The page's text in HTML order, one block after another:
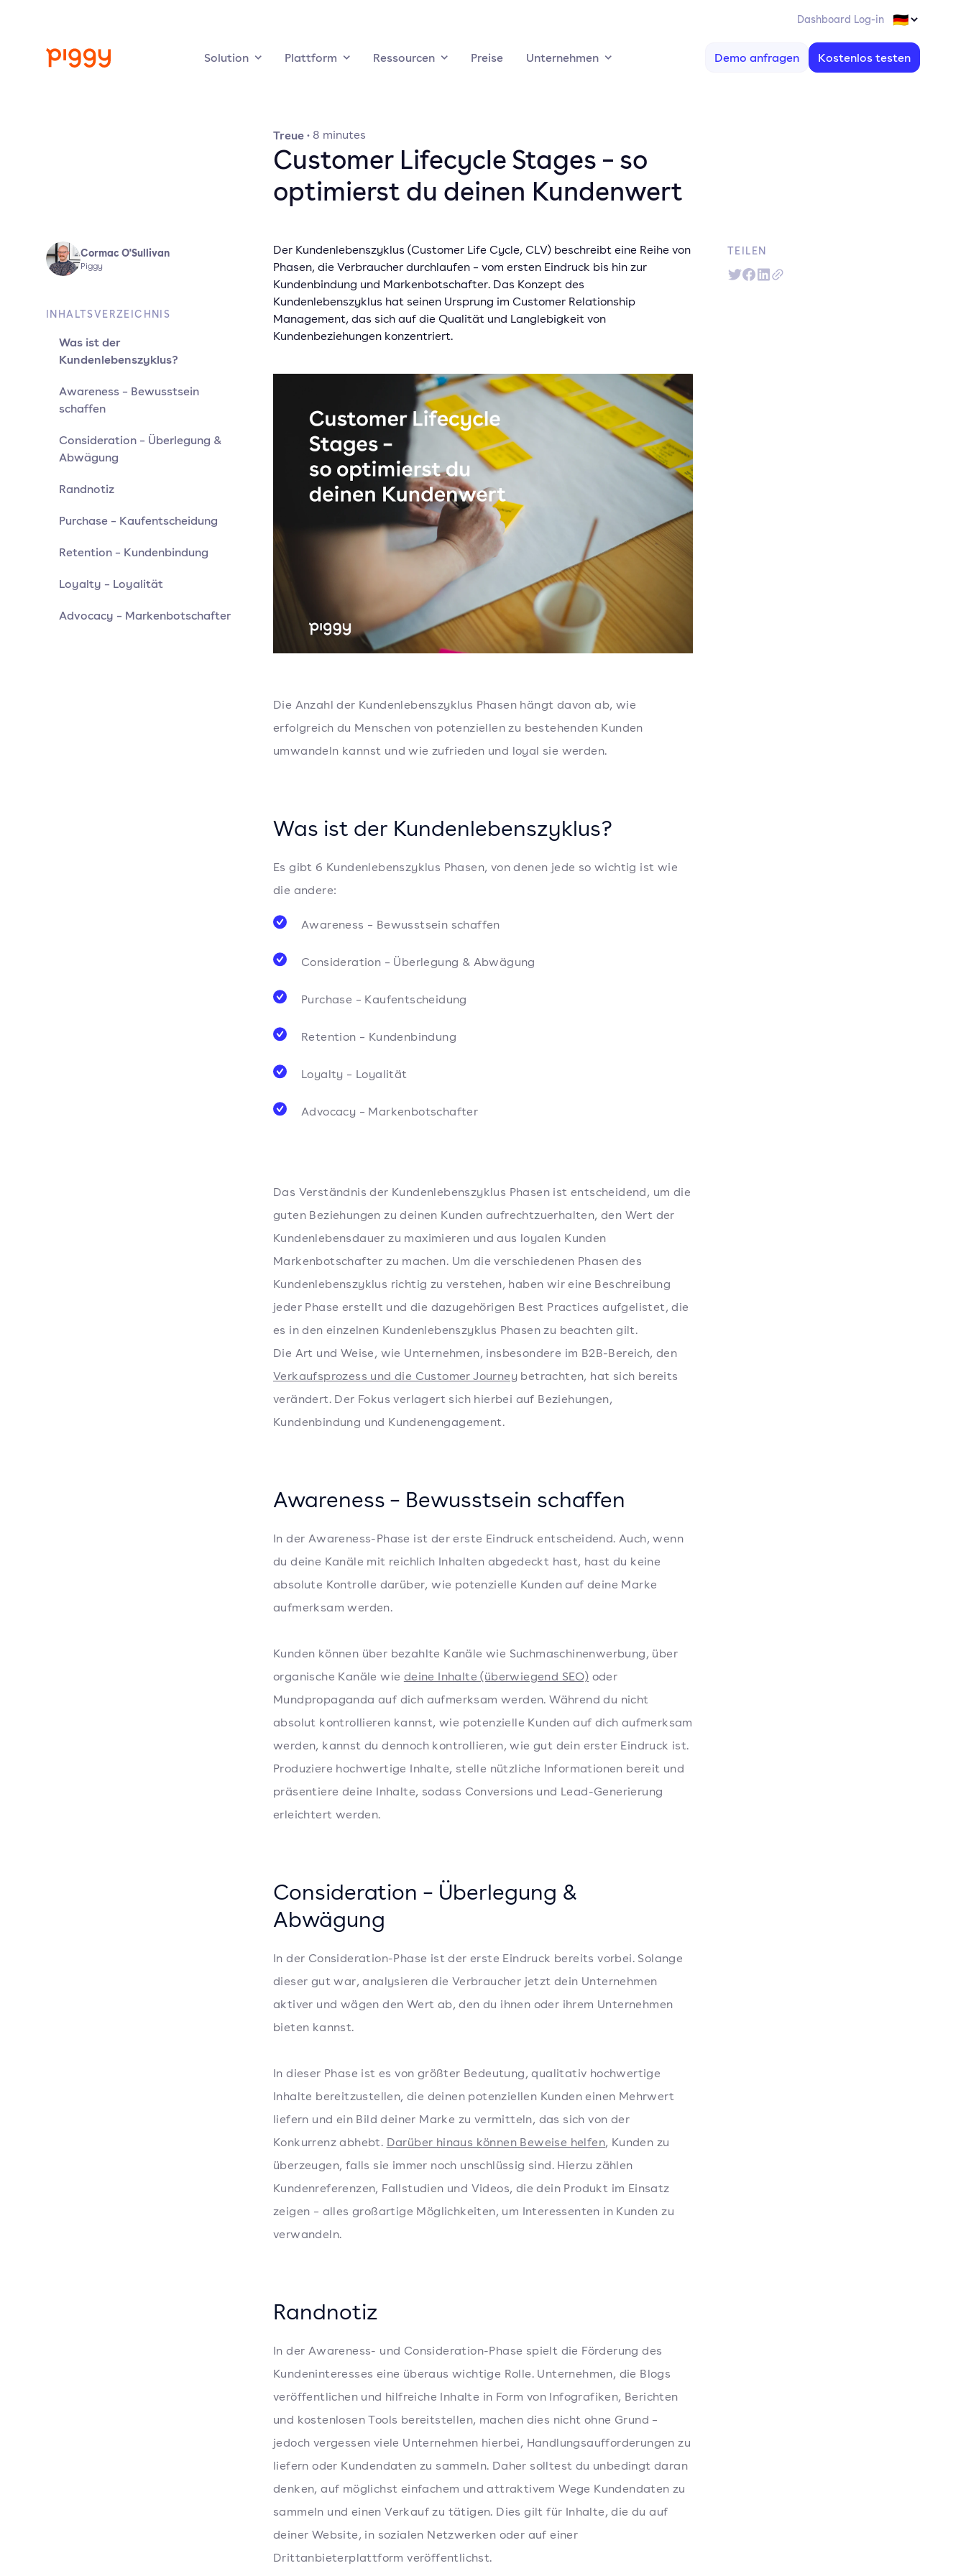
Dashboard Log-in
Solution Plattform Ressourcen Preise Unternehmen Demo anfragen Kostenlos testen
Treue· 8 minutes
Customer Lifecycle Stages – so
optimierst du deinen Kundenwert
Cormac O'Sullivan
Piggy
INHALTSVERZEICHNIS
Was ist der
Kundenlebenszyklus?
Awareness – Bewusstsein
schaffen
Consideration – Überlegung &
Abwägung
Randnotiz
Purchase – Kaufentscheidung
Retention – Kundenbindung
Loyalty – Loyalität
Advocacy – Markenbotschafter
Der Kundenlebenszyklus (Customer Life Cycle, CLV) beschreibt eine Reihe von
Phasen, die Verbraucher durchlaufen – vom ersten Eindruck bis hin zur
Kundenbindung und Markenbotschafter. Das Konzept des
Kundenlebenszyklus hat seinen Ursprung im Customer Relationship
Management, das sich auf die Qualität und Langlebigkeit von
Kundenbeziehungen konzentriert.
Die Anzahl der Kundenlebenszyklus Phasen hängt davon ab, wie
erfolgreich du Menschen von potenziellen zu bestehenden Kunden
umwandeln kannst und wie zufrieden und loyal sie werden.
Was ist der Kundenlebenszyklus?
Es gibt 6 Kundenlebenszyklus Phasen, von denen jede so wichtig ist wie
die andere:
Awareness – Bewusstsein schaffen
Consideration – Überlegung & Abwägung
Purchase – Kaufentscheidung
Retention – Kundenbindung
Loyalty – Loyalität
Advocacy – Markenbotschafter
Das Verständnis der Kundenlebenszyklus Phasen ist entscheidend, um die
guten Beziehungen zu deinen Kunden aufrechtzuerhalten, den Wert der
Kundenlebensdauer zu maximieren und aus loyalen Kunden
Markenbotschafter zu machen. Um die verschiedenen Phasen des
Kundenlebenszyklus richtig zu verstehen, haben wir eine Beschreibung
jeder Phase erstellt und die dazugehörigen Best Practices aufgelistet, die
es in den einzelnen Kundenlebenszyklus Phasen zu beachten gilt.
Die Art und Weise, wie Unternehmen, insbesondere im B2B-Bereich, den
Verkaufsprozess und die Customer Journey betrachten, hat sich bereits
verändert. Der Fokus verlagert sich hierbei auf Beziehungen,
Kundenbindung und Kundenengagement.
Awareness – Bewusstsein schaffen
In der Awareness-Phase ist der erste Eindruck entscheidend. Auch, wenn
du deine Kanäle mit reichlich Inhalten abgedeckt hast, hast du keine
absolute Kontrolle darüber, wie potenzielle Kunden auf deine Marke
aufmerksam werden.
Kunden können über bezahlte Kanäle wie Suchmaschinenwerbung, über
organische Kanäle wie deine Inhalte (überwiegend SEO) oder
Mundpropaganda auf dich aufmerksam werden. Während du nicht
absolut kontrollieren kannst, wie potenzielle Kunden auf dich aufmerksam
werden, kannst du dennoch kontrollieren, wie gut dein erster Eindruck ist.
Produziere hochwertige Inhalte, stelle nützliche Informationen bereit und
präsentiere deine Inhalte, sodass Conversions und Lead-Generierung
erleichtert werden.
Consideration – Überlegung &
Abwägung
In der Consideration-Phase ist der erste Eindruck bereits vorbei. Solange
dieser gut war, analysieren die Verbraucher jetzt dein Unternehmen
aktiver und wägen den Wert ab, den du ihnen oder ihrem Unternehmen
bieten kannst.
In dieser Phase ist es von größter Bedeutung, qualitativ hochwertige
Inhalte bereitzustellen, die deinen potenziellen Kunden einen Mehrwert
liefern und ein Bild deiner Marke zu vermitteln, das sich von der
Konkurrenz abhebt. Darüber hinaus können Beweise helfen, Kunden zu
überzeugen, falls sie immer noch unschlüssig sind. Hierzu zählen
Kundenreferenzen, Fallstudien und Videos, die dein Produkt im Einsatz
zeigen – alles großartige Möglichkeiten, um Interessenten in Kunden zu
verwandeln.
Randnotiz
In der Awareness- und Consideration-Phase spielt die Förderung des
Kundeninteresses eine überaus wichtige Rolle. Unternehmen, die Blogs
veröffentlichen und hilfreiche Inhalte in Form von Infografiken, Berichten
und kostenlosen Tools bereitstellen, machen dies nicht ohne Grund –
jedoch vergessen viele Unternehmen hierbei, Handlungsaufforderungen zu
liefern oder Kundendaten zu sammeln. Daher solltest du unbedingt daran
denken, auf möglichst einfachem und attraktivem Wege Kundendaten zu
sammeln und einen Verkauf zu tätigen. Dies gilt für Inhalte, die du auf
deiner Website, in sozialen Netzwerken oder auf einer
Drittanbieterplattform veröffentlichst.
TEILEN